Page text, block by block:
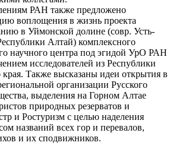
РАН также предложено
воплощения в жизнь проекта
в Уймонской долине (совр. Усть-
Алтай) комплексного
научного центра под эгидой УрО РАН
исследователей из Республики
Также высказаны идеи открытия в
организации Русского
выделения на Горном Алтае
природных резерватов и
и Ростуризм с целью наделения
названий всех гор и перевалов,
и их сподвижников.